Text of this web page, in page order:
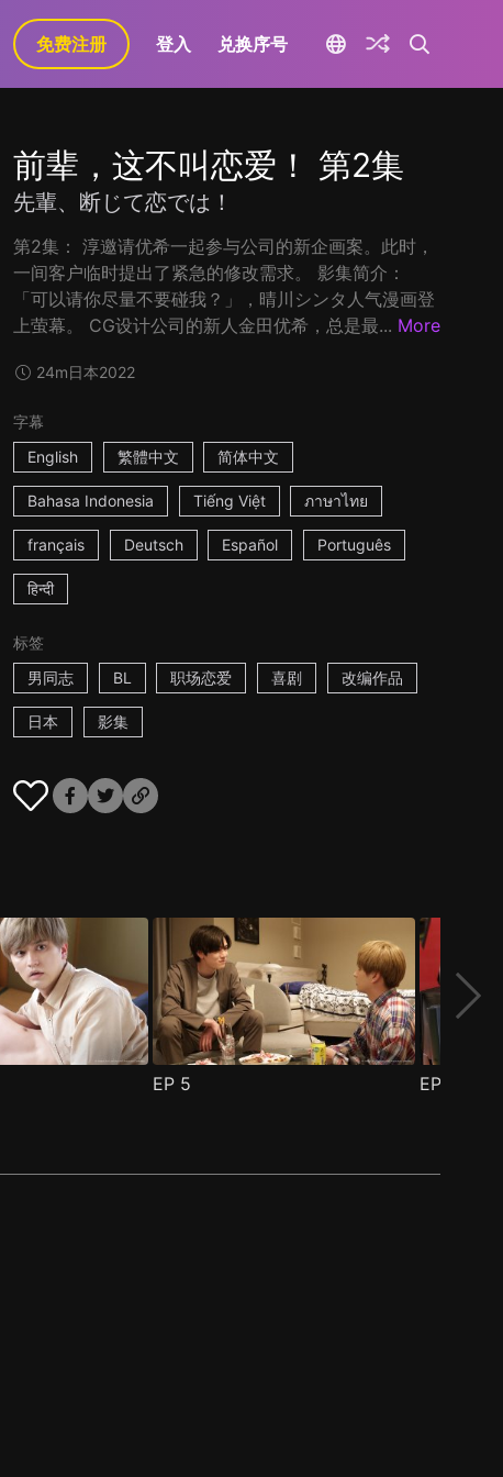
免费注册 登入 兑换序号
前辈，这不叫恋爱！ 第2集
先輩、断じて恋では！
第2集： 淳邀请优希一起参与公司的新企画案。此时，
一间客户临时提出了紧急的修改需求。 影集简介：
「可以请你尽量不要碰我？」，晴川シンタ人气漫画登
上萤幕。 CG设计公司的新人金田优希，总是最... More
24m日本2022
字幕
English
繁體中文 简体中文
Bahasa Indonesia Tiếng Việt ภาษาไทย
français Deutsch Español Português
हिन्दी
标签
男同志
BL 职场恋爱 喜剧 改编作品
日本 影集
EP 5 EP